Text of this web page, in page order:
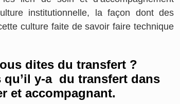
institutionnelle, la façon dont des
culture faite de savoir faire technique
dites du transfert ?
qu’il y-a du transfert dans
et accompagnant.